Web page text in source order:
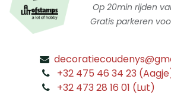
Op 20min rijden
Gratis parkeren
+32 475 46 34 23
+32 473 28 16 01 (Lut)